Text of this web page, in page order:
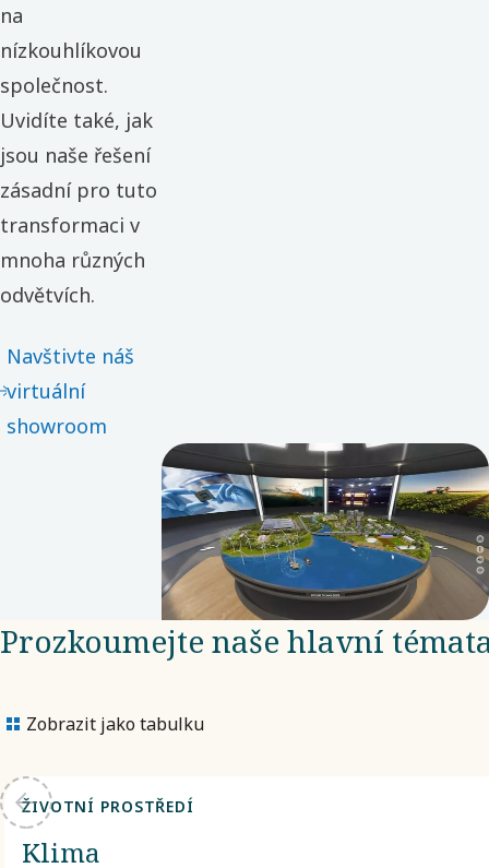
na
nízkouhlíkovou
společnost.
Uvidíte také, jak
jsou naše řešení
zásadní pro tuto
transformaci v
mnoha různých
odvětvích.
Navštivte náš
virtuální
showroom
Prozkoumejte naše hlavní
Zobrazit jako tabulku
ŽIVOTNÍ PROSTŘEDÍ
Klima